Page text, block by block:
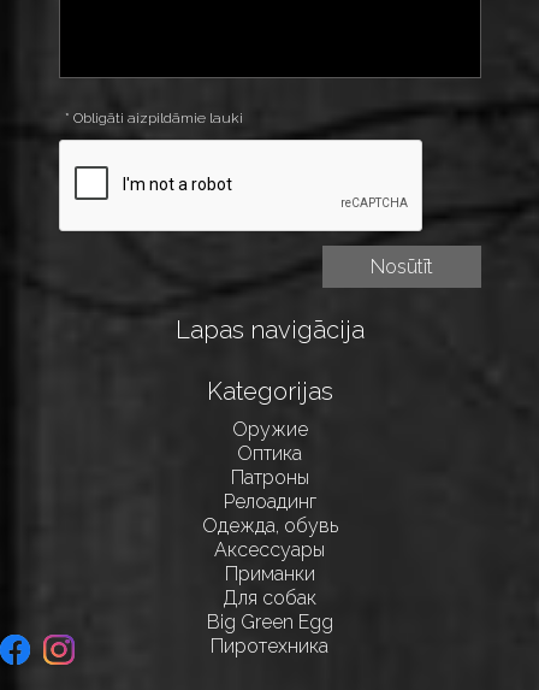
* Obligāti aizpildāmie lauki
Lapas navigācija
Kategorijas
Оружие
Оптика
Патроны
Релоадинг
Одежда, обувь
Аксессуары
Приманки
Для собак
Big Green Egg
Пиротехника